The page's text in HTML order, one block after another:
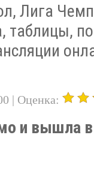
Лига
таблицы,
| Оценка:
и вышла в